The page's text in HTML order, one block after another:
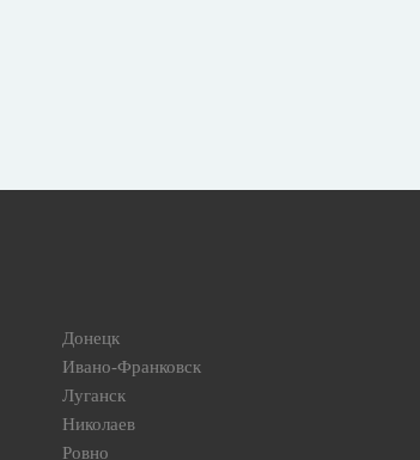
Донецк
Ивано-Франковск
Луганск
Николаев
Ровно